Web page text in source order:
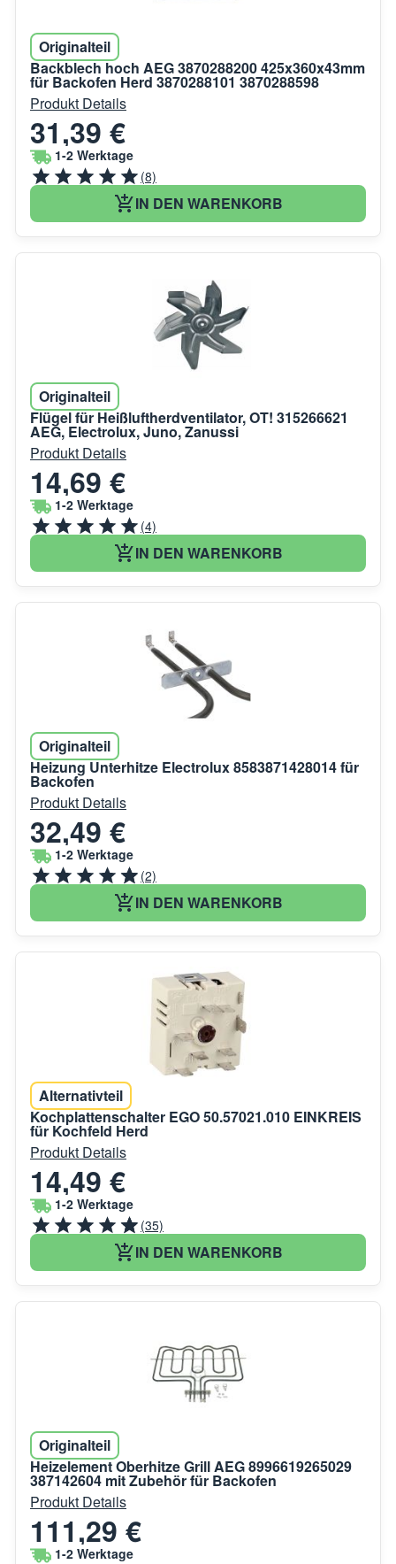
Originalteil
Backblech hoch AEG 3870288200 425x360x43mm
für Backofen Herd 3870288101 3870288598
Produkt Details
31,39 €
1-2 Werktage
(8)
IN DEN WARENKORB
Originalteil
Flügel für Heißluftherdventilator, OT! 315266621
AEG, Electrolux, Juno, Zanussi
Produkt Details
14,69 €
1-2 Werktage
(4)
IN DEN WARENKORB
Originalteil
Heizung Unterhitze Electrolux 8583871428014 für
Backofen
Produkt Details
32,49 €
1-2 Werktage
(2)
IN DEN WARENKORB
Alternativteil
Kochplattenschalter EGO 50.57021.010 EINKREIS
für Kochfeld Herd
Produkt Details
14,49 €
1-2 Werktage
(35)
IN DEN WARENKORB
Originalteil
Heizelement Oberhitze Grill AEG 8996619265029
387142604 mit Zubehör für Backofen
Produkt Details
111,29 €
1-2 Werktage